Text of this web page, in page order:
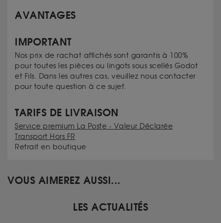
AVANTAGES
IMPORTANT
Nos prix de rachat affichés sont garantis à 100%
pour toutes les pièces ou lingots sous scellés Godot
et Fils. Dans les autres cas, veuillez nous contacter
pour toute question à ce sujet.
TARIFS DE LIVRAISON
Service premium La Poste - Valeur Déclarée
Transport Hors FR
Retrait en boutique
VOUS AIMEREZ AUSSI...
LES ACTUALITÉS